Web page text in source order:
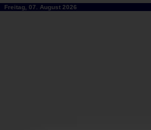
Freitag, 07. August 2026